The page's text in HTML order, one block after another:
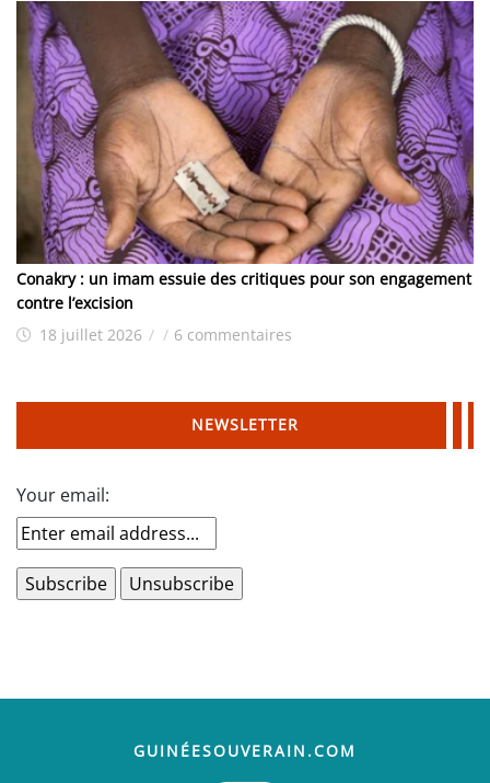
Conakry : un imam essuie des critiques pour son engagement
contre l’excision
18 juillet 2026 / / 6 commentaires
NEWSLETTER
Your email:
GUINÉESOUVERAIN.COM